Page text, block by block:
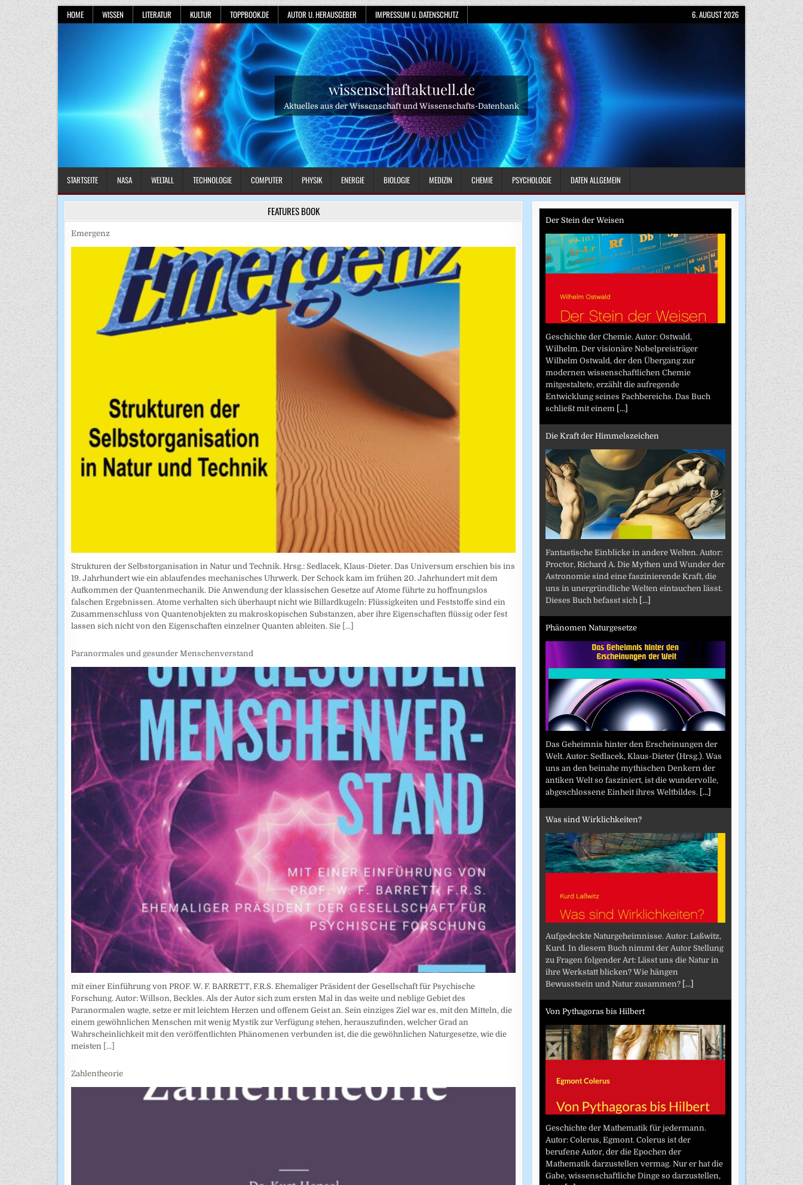
Skip
to
content
HOME WISSEN LITERATUR KULTUR TOPPBOOK.DE AUTOR U. HERAUSGEBER IMPRESSUM U. DATENSCHUTZ 6. AUGUST 2026
wissenschaftaktuell.de
Aktuelles aus der Wissenschaft und Wissenschafts-Datenbank
STARTSEITE NASA WELTALL TECHNOLOGIE COMPUTER PHYSIK ENERGIE BIOLOGIE MEDIZIN CHEMIE PSYCHOLOGIE DATEN ALLGEMEIN
FEATURES BOOK
Emergenz
Strukturen der Selbstorganisation in Natur und Technik. Hrsg.: Sedlacek, Klaus-Dieter. Das Universum erschien bis ins
19. Jahrhundert wie ein ablaufendes mechanisches Uhrwerk. Der Schock kam im frühen 20. Jahrhundert mit dem
Aufkommen der Quantenmechanik. Die Anwendung der klassischen Gesetze auf Atome führte zu hoffnungslos
falschen Ergebnissen. Atome verhalten sich überhaupt nicht wie Billardkugeln: Flüssigkeiten und Feststoffe sind ein
Zusammenschluss von Quantenobjekten zu makroskopischen Substanzen, aber ihre Eigenschaften flüssig oder fest
lassen sich nicht von den Eigenschaften einzelner Quanten ableiten. Sie [...]
Paranormales und gesunder Menschenverstand
mit einer Einführung von PROF. W. F. BARRETT, F.R.S. Ehemaliger Präsident der Gesellschaft für Psychische
Forschung. Autor: Willson, Beckles. Als der Autor sich zum ersten Mal in das weite und neblige Gebiet des
Paranormalen wagte, setze er mit leichtem Herzen und offenem Geist an. Sein einziges Ziel war es, mit den Mitteln, die
einem gewöhnlichen Menschen mit wenig Mystik zur Verfügung stehen, herauszufinden, welcher Grad an
Wahrscheinlichkeit mit den veröffentlichten Phänomenen verbunden ist, die die gewöhnlichen Naturgesetze, wie die
meisten [...]
Zahlentheorie
Der Stein der Weisen
Geschichte der Chemie. Autor: Ostwald,
Wilhelm. Der visionäre Nobelpreisträger
Wilhelm Ostwald, der den Übergang zur
modernen wissenschaftlichen Chemie
mitgestaltete, erzählt die aufregende
Entwicklung seines Fachbereichs. Das Buch
schließt mit einem [...]
Die Kraft der Himmelszeichen
Fantastische Einblicke in andere Welten. Autor:
Proctor, Richard A. Die Mythen und Wunder der
Astronomie sind eine faszinierende Kraft, die
uns in unergründliche Welten eintauchen lässt.
Dieses Buch befasst sich [...]
Phänomen Naturgesetze
Das Geheimnis hinter den Erscheinungen der
Welt. Autor: Sedlacek, Klaus-Dieter (Hrsg.). Was
uns an den beinahe mythischen Denkern der
antiken Welt so fasziniert, ist die wundervolle,
abgeschlossene Einheit ihres Weltbildes. [...]
Was sind Wirklichkeiten?
Aufgedeckte Naturgeheimnisse. Autor: Laßwitz,
Kurd. In diesem Buch nimmt der Autor Stellung
zu Fragen folgender Art: Lässt uns die Natur in
ihre Werkstatt blicken? Wie hängen
Bewusstsein und Natur zusammen? [...]
Von Pythagoras bis Hilbert
Geschichte der Mathematik für jedermann.
Autor: Colerus, Egmont. Colerus ist der
berufene Autor, der die Epochen der
Mathematik darzustellen vermag. Nur er hat die
Gabe, wissenschaftliche Dinge so darzustellen,